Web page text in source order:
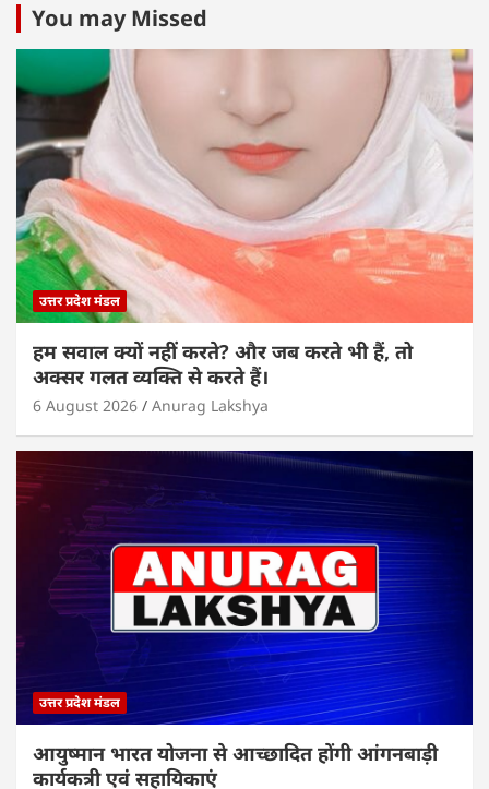
s
A
p
p
e
b
o
o
k
er e
dI
n
You may Missed
उत्तर प्रदेश मंडल
हम सवाल क्यों नहीं करते? और जब करते भी हैं, तो
अक्सर गलत व्यक्ति से करते हैं।
6 August 2026 Anurag Lakshya
उत्तर प्रदेश मंडल
आयुष्मान भारत योजना से आच्छादित होंगी आंगनबाड़ी
कार्यकत्री एवं सहायिकाएं